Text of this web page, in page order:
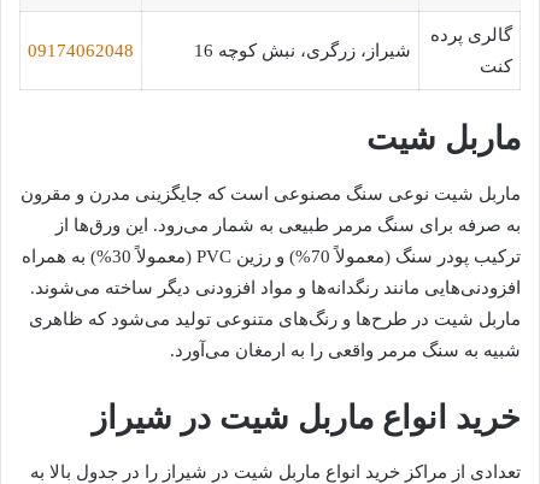
گالری پرده
کنت
شیراز، زرگری، نبش کوچه 16 09174062048
ماربل شیت
ماربل شیت نوعی سنگ مصنوعی است که جایگزینی مدرن و مقرون
به صرفه برای سنگ مرمر طبیعی به شمار می‌رود. این ورق‌ها از
ترکیب پودر سنگ (معمولاً 70%) و رزین PVC (معمولاً 30%) به همراه
افزودنی‌هایی مانند رنگدانه‌ها و مواد افزودنی دیگر ساخته می‌شوند.
ماربل شیت در طرح‌ها و رنگ‌های متنوعی تولید می‌شود که ظاهری
شبیه به سنگ مرمر واقعی را به ارمغان می‌آورد.
خرید انواع ماربل شیت در شیراز
تعدادی از مراکز خرید انواع ماربل شیت در شیراز را در جدول بالا به